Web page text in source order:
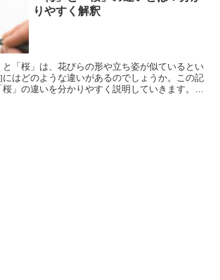
りやすく解釈
「桜」は、花びらの形や立ち姿が似ているとい
はどのような違いがあるのでしょうか。この記
」の違いを分かりやすく説明していきます。